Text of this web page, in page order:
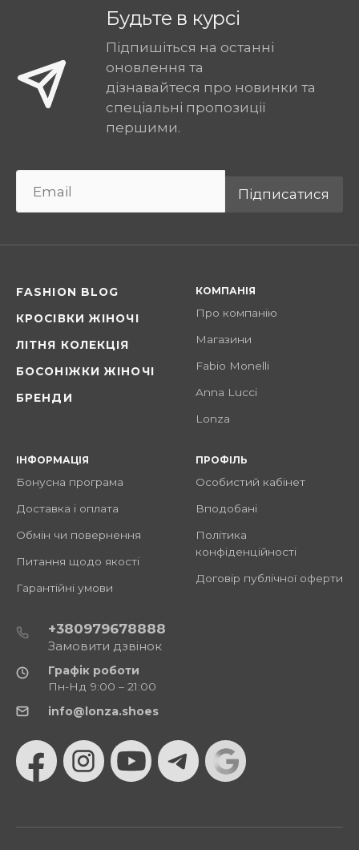
Будьте в курсі
Підпишіться на останні
оновлення та
дізнавайтеся про новинки та
спеціальні пропозиції
першими.
Підписатися
FASHION BLOG
КРОСІВКИ ЖІНОЧІ
ЛІТНЯ КОЛЕКЦІЯ
БОСОНІЖКИ ЖІНОЧІ
БРЕНДИ
КОМПАНІЯ
Про компанію
Магазини
Fabio Monelli
Anna Lucci
Lonza
ІНФОРМАЦІЯ
Бонусна програма
Доставка і оплата
Обмін чи повернення
Питання щодо якості
Гарантійні умови
ПРОФІЛЬ
Особистий кабінет
Вподобані
Політика
конфіденційності
Договір публічної оферти
+380979678888
Замовити дзвінок
Графік роботи
Пн-Нд 9:00 – 21:00
info@lonza.shoes